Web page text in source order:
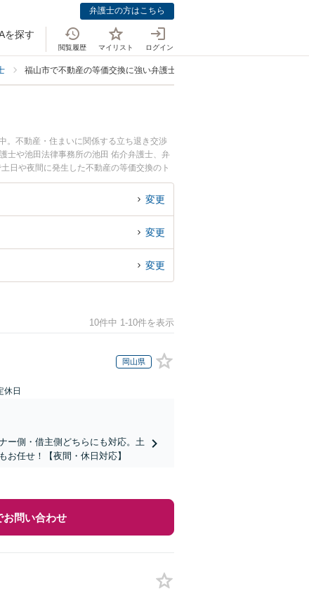
弁護士の方はこちら
を探す
閲覧履歴 マイリスト ログイン
福山市で不動産の等価交換に強い弁護士
。不動産・住まいに関係する立ち退き交渉
士や池田法律事務所の池田 佑介弁護士、弁
日や夜間に発生した不動産の等価交換のト
不動産の等価交換を法律相談できる福山市
変更
変更
変更
10件中 1-10件を表示
岡山県
休日
ー側・借主側どちらにも対応。土
任せ！【夜間・休日対応】
お問い合わせ